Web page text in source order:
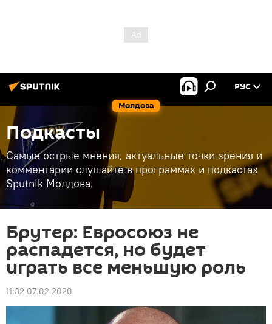
Молдова
РУС
Подкасты
Самые острые мнения, актуальные точки зрения и
комментарии слушайте в программах и подкастах
Sputnik Молдова.
Брутер: Евросоюз не
распадется, но будет
играть все меньшую роль
11:32 07.02.2020